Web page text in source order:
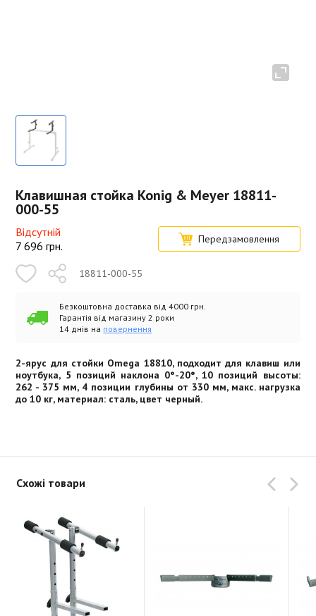
Клавишная стойка Konig & Meyer 18811-
000-55
Відсутній
7 696 грн. Передзамовлення
18811-000-55
Безкоштовна доставка від 4000 грн.
Гарантія від магазину 2 роки
14 днів на повернення
2-ярус для стойки Omega 18810, подходит для клавиш или
ноутбука, 5 позиций наклона 0°-20°, 10 позиций высоты:
262 - 375 мм, 4 позиции глубины от 330 мм, макс. нагрузка
до 10 кг, материал: сталь, цвет черный.
Схожі товари